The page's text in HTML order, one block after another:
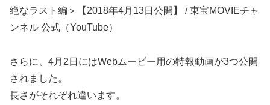
絶なラスト編＞【2018年4月13日公開】 / 東宝MOVIEチャ
ンネル 公式（YouTube）
さらに、4月2日にはWebムービー用の特報動画が3つ公開
されました。
長さがそれぞれ違います。